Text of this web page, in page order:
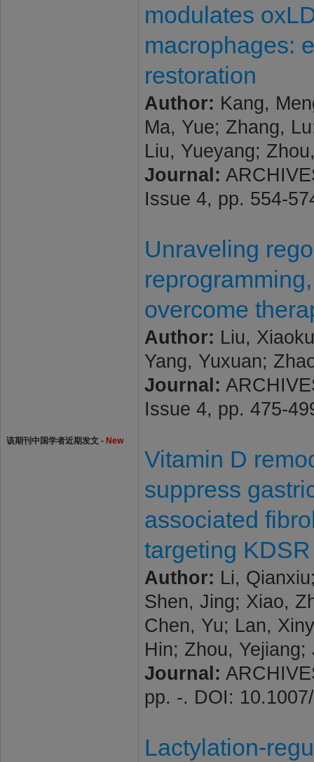
该期刊中国学者近期发文 - New
modulates
macrophages:
restoration
Author: Kang,
Ma, Yue; Zhang,
Liu, Yueyang;
Journal:
Issue 4, pp. 554-
Unraveling
overcome
Author: Liu,
Yang, Yuxuan;
Journal:
Issue 4, pp. 475-
Vitamin D
suppress
associated
targeting KDSR
Author: Li,
Shen, Jing; Xiao,
Chen, Yu; Lan,
Hin; Zhou,
Journal:
pp. -. DOI:
Lactylation-